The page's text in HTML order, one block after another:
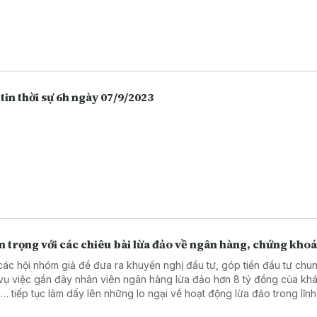
thời sự 6h ngày 07/9/2023
trọng với các chiêu bài lừa đảo về ngân hàng, chứng
hội nhóm giả để đưa ra khuyến nghị đầu tư, góp tiền đầu tư
việc gần đây nhân viên ngân hàng lừa đảo hơn 8 tỷ đồng của
tiếp tục làm dấy lên những lo ngại về hoạt động lừa đảo trong